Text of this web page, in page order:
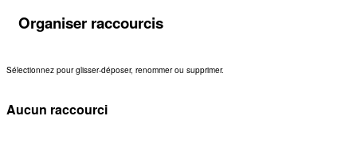
Organiser raccourcis
Sélectionnez pour glisser-déposer, renommer ou supprimer.
Aucun raccourci